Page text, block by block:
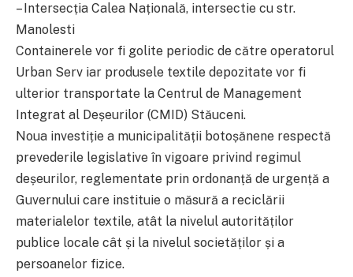
– Intersecția Calea Națională, intersectie cu str.
Manolesti
Containerele vor fi golite periodic de către operatorul
Urban Serv iar produsele textile depozitate vor fi
ulterior transportate la Centrul de Management
Integrat al Deșeurilor (CMID) Stăuceni.
Noua investiție a municipalității botoșănene respectă
prevederile legislative în vigoare privind regimul
deșeurilor, reglementate prin ordonanță de urgență a
Guvernului care instituie o măsură a reciclării
materialelor textile, atât la nivelul autorităților
publice locale cât și la nivelul societăților și a
persoanelor fizice.